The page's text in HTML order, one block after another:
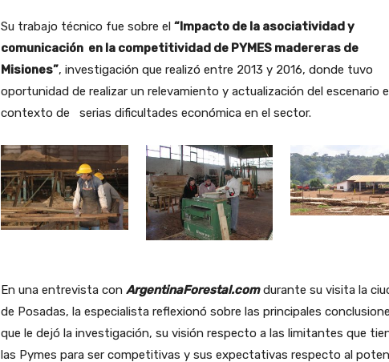
Su trabajo técnico fue sobre el “Impacto de la asociatividad y
comunicación en la competitividad de PYMES madereras de
Misiones”, investigación que realizó entre 2013 y 2016, donde tuvo
oportunidad de realizar un relevamiento y actualización del escenario
contexto de serias dificultades económica en el sector.
En una entrevista con ArgentinaForestal.comdurante su visita la
de Posadas, la especialista reflexionó sobre las principales
que le dejó la investigación, su visión respecto a las limitantes que
las Pymes para ser competitivas y sus expectativas respecto al